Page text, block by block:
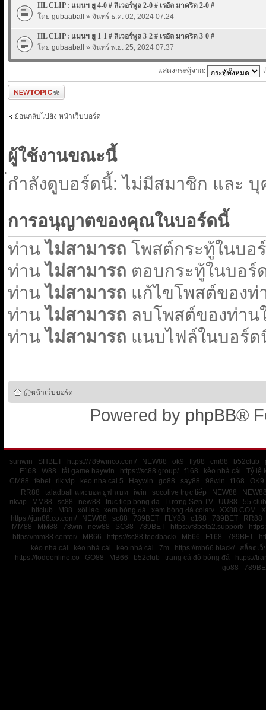
HL CLIP : แมนฯ ยู 4-0 # ลิเวอร์พูล 2-0 # เรอัล มาดริด 2-0 #
โดย gubaaball » จันทร์ ธ.ค. 02, 2024 07:24
HL CLIP : แมนฯ ยู 1-1 # ลิเวอร์พูล 3-2 # เรอัล มาดริด 3-0 #
โดย gubaaball » จันทร์ พ.ย. 25, 2024 07:37
แสดงกระทู้จาก:
ตั้งกระทู้ใหม่
ย้อนกลับไปยัง หน้าเว็บบอร์ด
ผู้ใช้งานขณะนี้
กำลังดูบอร์ดนี้: ไม่มีสมาชิก และ
การอนุญาตของคุณในบอร์ดนี้
ท่านไม่สามารถ โพสต์กระทู้ในบอ
ท่านไม่สามารถ ตอบกระทู้ในบอร์
ท่านไม่สามารถ แก้ไขโพสต์ของท่
ท่านไม่สามารถ ลบโพสต์ของท่าน
ท่านไม่สามารถ แนบไฟล์ในบอร์ด
หน้าเว็บบอร์ด
Powered by phpBB®
sunwin SHBET https://789winco.com/ NEW88 ok9 fly88 cm88 b52club
F168
W88 tải game haywin https://sc88.group/ f168 kèo nhà cái
Tỷ lệ
CM88
febet rik vip keo nha cai 5 Haywin go88 say88 98win f168
OK9
RR88
taladball แทงบอล ยูฟ่าเบท iwin socolive trực tiếp NEW88
rikvip
MM88 sc88 new88 truc tiep bong da Lương Sơn TV UU88
55 club
hitclub
M88 xôi lạc xem bóng đá xem bóng đá colatv XX88.COM
https://jun88.co.com/
NEW88 sc88 789BET FLY88 c168 789BET
RR88
MM88
MM88 78win new88 SC88 789BET https://f8beta2.support/
https://mm88.center/
MB66 https://sc88.feedback/ Mb66 F168 789BET
kèo nhà cái
kèo nhà cái kèo nhà cái 7m https://mb66.black/
สล็อตเว็
https://lodeonline.co
GO88 MB66 b52club trang cá độ bóng đá
https://
go88